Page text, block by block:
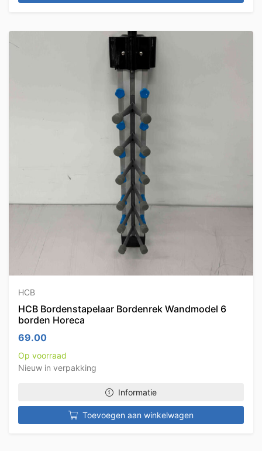
HCB
HCB Bordenstapelaar Bordenrek Wandmodel 6
borden Horeca
69.00
Op voorraad
Nieuw in verpakking
Informatie
Toevoegen aan winkelwagen